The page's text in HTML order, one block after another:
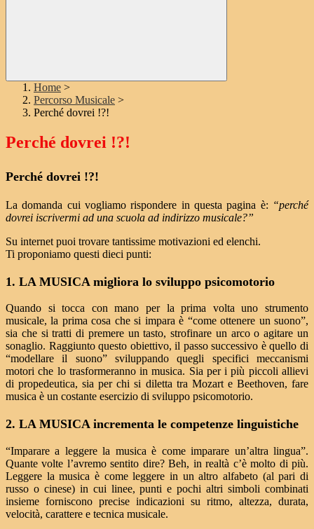
Home >
Percorso Musicale >
Perché dovrei !?!
Perché dovrei !?!
Perché dovrei !?!
La domanda cui vogliamo rispondere in questa pagina è: “perché
dovrei iscrivermi ad una scuola ad indirizzo musicale?”
Su internet puoi trovare tantissime motivazioni ed elenchi.
Ti proponiamo questi dieci punti:
1. LA MUSICA migliora lo sviluppo psicomotorio
Quando si tocca con mano per la prima volta uno strumento
musicale, la prima cosa che si impara è “come ottenere un suono”,
sia che si tratti di premere un tasto, strofinare un arco o agitare un
sonaglio. Raggiunto questo obiettivo, il passo successivo è quello di
“modellare il suono” sviluppando quegli specifici meccanismi
motori che lo trasformeranno in musica. Sia per i più piccoli allievi
di propedeutica, sia per chi si diletta tra Mozart e Beethoven, fare
musica è un costante esercizio di sviluppo psicomotorio.
2. LA MUSICA incrementa le competenze linguistiche
“Imparare a leggere la musica è come imparare un’altra lingua”.
Quante volte l’avremo sentito dire? Beh, in realtà c’è molto di più.
Leggere la musica è come leggere in un altro alfabeto (al pari di
russo o cinese) in cui linee, punti e pochi altri simboli combinati
insieme forniscono precise indicazioni su ritmo, altezza, durata,
velocità, carattere e tecnica musicale.